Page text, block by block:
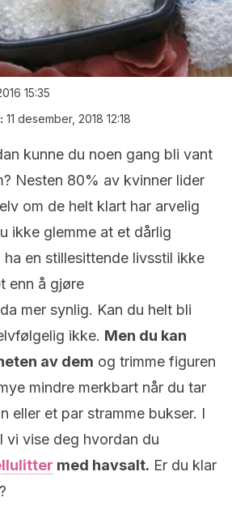
15:35
11 desember, 2018 12:18
kunne du noen gang bli vant
Nesten 80% av kvinner lider
om de helt klart har arvelig
ikke glemme at et dårlig
en stillesittende livsstil ikke
enn å gjøre
mer synlig. Kan du helt bli
ikke. Men du kan
av dem og trimme figuren
mindre merkbart når du tar
eller et par stramme bukser. I
vi vise deg hvordan du
med havsalt. Er du klar